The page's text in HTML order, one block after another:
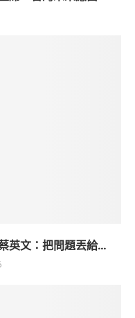
英文：把問題丟給...